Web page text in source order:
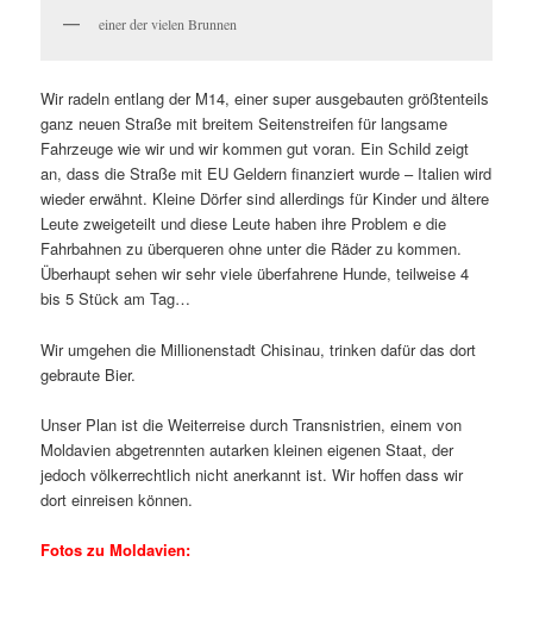
einer der vielen Brunnen
Wir radeln entlang der M14, einer super ausgebauten größtenteils
ganz neuen Straße mit breitem Seitenstreifen für langsame
Fahrzeuge wie wir und wir kommen gut voran. Ein Schild zeigt
an, dass die Straße mit EU Geldern finanziert wurde – Italien wird
wieder erwähnt. Kleine Dörfer sind allerdings für Kinder und ältere
Leute zweigeteilt und diese Leute haben ihre Problem e die
Fahrbahnen zu überqueren ohne unter die Räder zu kommen.
Überhaupt sehen wir sehr viele überfahrene Hunde, teilweise 4
bis 5 Stück am Tag…
Wir umgehen die Millionenstadt Chisinau, trinken dafür das dort
gebraute Bier.
Unser Plan ist die Weiterreise durch Transnistrien, einem von
Moldavien abgetrennten autarken kleinen eigenen Staat, der
jedoch völkerrechtlich nicht anerkannt ist. Wir hoffen dass wir
dort einreisen können.
Fotos zu Moldavien: